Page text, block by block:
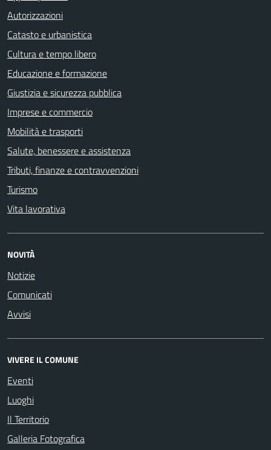
Autorizzazioni
Catasto e urbanistica
Cultura e tempo libero
Educazione e formazione
Giustizia e sicurezza pubblica
Imprese e commercio
Mobilità e trasporti
Salute, benessere e assistenza
Tributi, finanze e contravvenzioni
Turismo
Vita lavorativa
NOVITÀ
Notizie
Comunicati
Avvisi
VIVERE IL COMUNE
Eventi
Luoghi
Il Territorio
Galleria Fotografica